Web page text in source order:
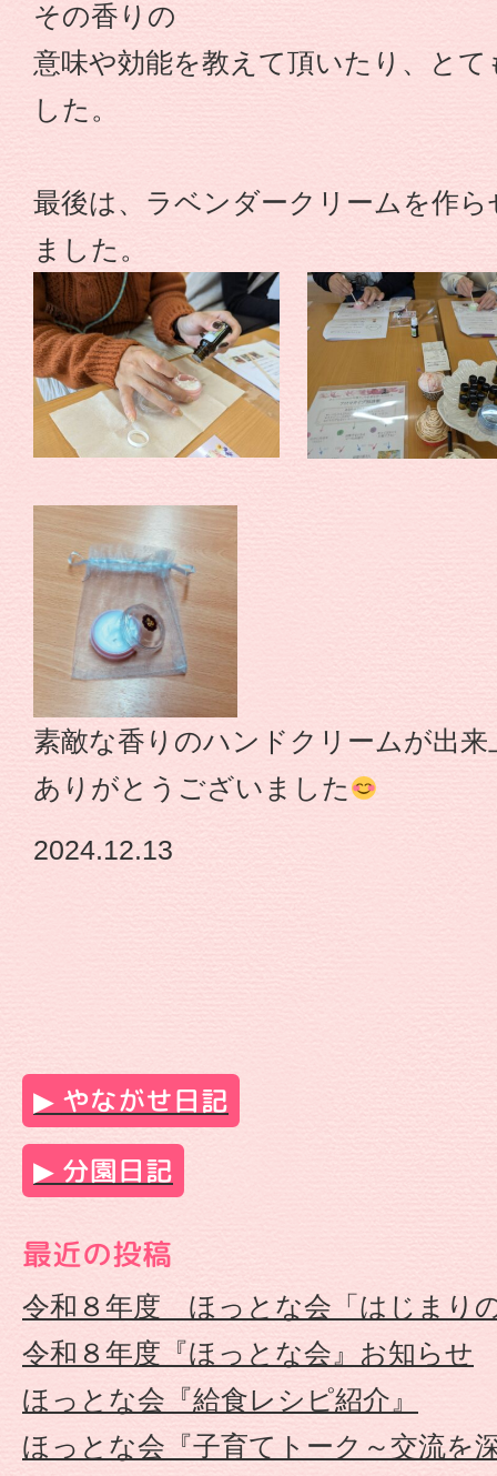
園
な
が
せ
保
育
園
|
幼
保
連
こ
ど
も
や
な
が
その香りの
意味や効能を教えて頂いたり、と
した。
最後は、ラベンダークリームを作
ました。
素敵な香りのハンドクリームが出
ありがとうございました
2024.12.13
やながせ日記
分園日記
最近の投稿
令和８年度 ほっとな会「はじまり
令和８年度『ほっとな会』お知らせ
ほっとな会『給食レシピ紹介』
ほっとな会『子育てトーク～交流を